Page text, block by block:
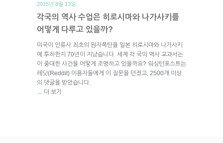
2015년 8월 13일.
각국의 역사 수업은 히로시마와 나가사키를
어떻게 다루고 있을까?
미국이 인류사 최초의 원자폭탄을 일본 히로시마와 나가사키
에 투하한지 70년이 지났습니다. 세계 각 국의 역사 교과서는
이 중대한 사건을 어떻게 조명하고 있을까요? 워싱턴포스트는
레딧(Reddit) 이용자들에게 이 질문을 던졌고, 2500개 이상
의 댓글을 받았습니다.
→ 더 보기